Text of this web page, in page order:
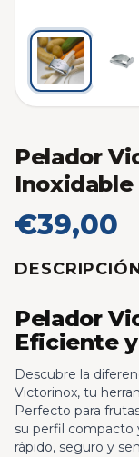
Pelador
€39,00
Pelador
Eficiente
Descubre la
Victorinox, tu
Perfecto para
su perfil compacto
rápido, seguro y